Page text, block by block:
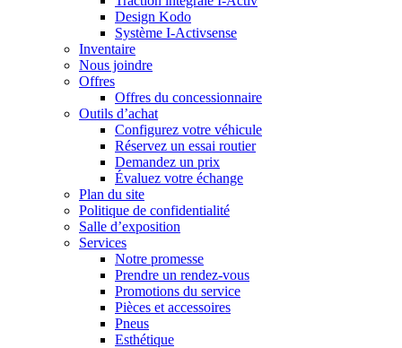
Design Kodo
Système I-Activsense
Inventaire
Nous joindre
Offres
Offres du concessionnaire
Outils d’achat
Configurez votre véhicule
Réservez un essai routier
Demandez un prix
Évaluez votre échange
Plan du site
Politique de confidentialité
Salle d’exposition
Services
Notre promesse
Prendre un rendez-vous
Promotions du service
Pièces et accessoires
Pneus
Esthétique